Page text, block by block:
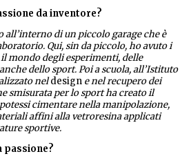
da inventore?
all’interno di un piccolo garage che è
Qui, sin da piccolo, ho avuto i
mondo degli esperimenti, delle
dello sport. Poi a scuola, all’Istituto
neldesign e nel recupero dei
smisurata per lo sport ha creato il
cimentare nella manipolazione,
affini alla vetroresina applicati
sportive.
passione?